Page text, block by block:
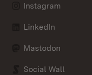
Instagram
LinkedIn
Mastodon
Social Wall